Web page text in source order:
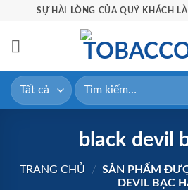
nội
SỰ HÀI LÒNG CỦA QUÝ KHÁCH
Tìm
kiếm:
black devil
TRANG CHỦ / SẢN PHẨM
DEVIL BẠC